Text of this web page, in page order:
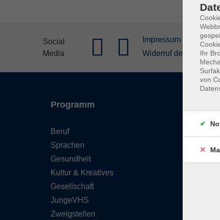
Social
Media
Impressum
Widerruf der Buchung
Programm
Beruf
Sprachen
Gesundheit
Kultur & Kreatives
Gesellschaft
JungeVHS
Zweigstellen
FAQ
Ihr
von